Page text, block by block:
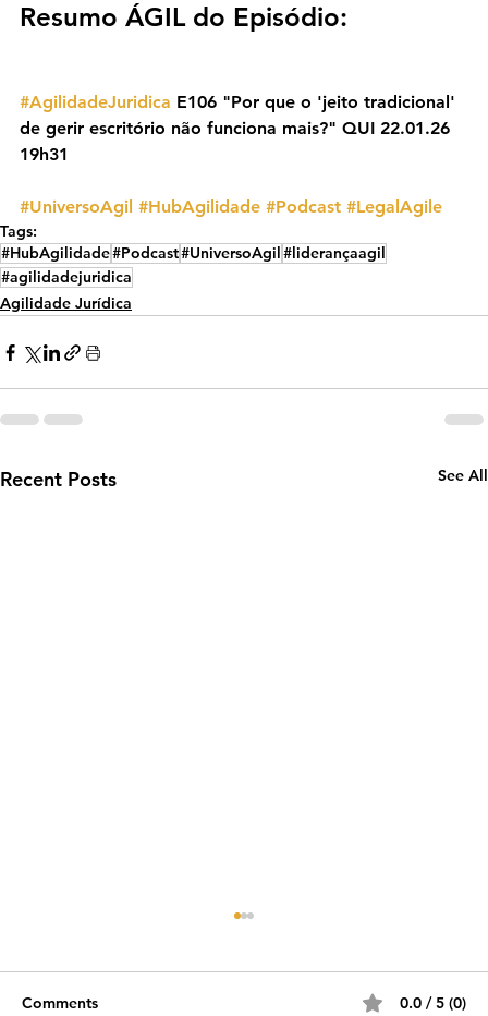
Resumo ÁGIL do Episódio:
#AgilidadeJuridica E106 "Por que o 'jeito tradicional'
de gerir escritório não funciona mais?" QUI 22.01.26
19h31
#UniversoAgil #HubAgilidade #Podcast #LegalAgile
Tags:
#HubAgilidade#Podcast#UniversoAgil#liderançaagil
#agilidadejuridica
Agilidade Jurídica
Recent Posts See All
Comments 0.0 / 5 (0)